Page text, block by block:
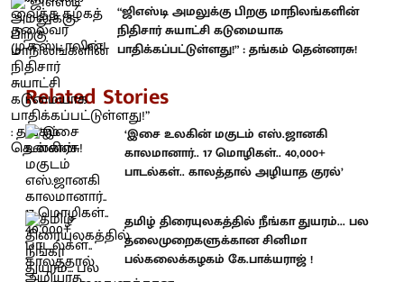
“ஜிஎஸ்டி அமலுக்கு பிறகு மாநிலங்களின்
நிதிசார் சுயாட்சி கடுமையாக
பாதிக்கப்பட்டுள்ளது!” : தங்கம் தென்னரசு!
Related Stories
‘இசை உலகின் மகுடம் எஸ்.ஜானகி
காலமானார்.. 17 மொழிகள்.. 40,000+
பாடல்கள்.. காலத்தால் அழியாத குரல்’
தமிழ் திரையுலகத்தில் நீங்கா துயரம்... பல
தலைமுறைகளுக்கான சினிமா
பல்கலைக்கழகம் கே.பாக்யராஜ் !